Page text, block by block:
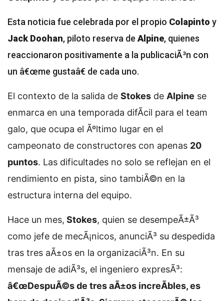
Esta noticia fue celebrada por el propio Colapinto y
Jack Doohan, piloto reserva de Alpine, quienes
reaccionaron positivamente a la publicaciÃ³n con
un â€œme gustaâ€ de cada uno.
El contexto de la salida de Stokes de Alpine se
enmarca en una temporada difÃ­cil para el team
galo, que ocupa el Ãºltimo lugar en el
campeonato de constructores con apenas 20
puntos. Las dificultades no solo se reflejan en el
rendimiento en pista, sino tambiÃ©n en la
estructura interna del equipo.
Hace un mes, Stokes, quien se desempeÃ±Ã³
como jefe de mecÃ¡nicos, anunciÃ³ su despedida
tras tres aÃ±os en la organizaciÃ³n. En su
mensaje de adiÃ³s, el ingeniero expresÃ³:
â€œDespuÃ©s de tres aÃ±os increÃ­bles, es